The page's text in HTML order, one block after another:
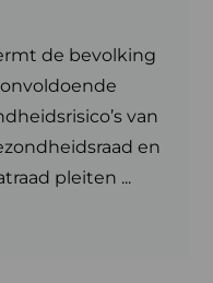
de bevolking
van
en
pleiten ...